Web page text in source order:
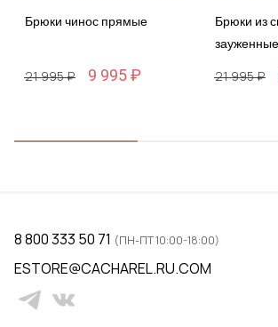
Брюки чинос прямые
21 995 ₽ 9 995 ₽
Брюки из
зауженные
21 995 ₽
8 800 333 50 71 (ПН-ПТ 10:00-18:00)
ESTORE@CACHAREL.RU.COM